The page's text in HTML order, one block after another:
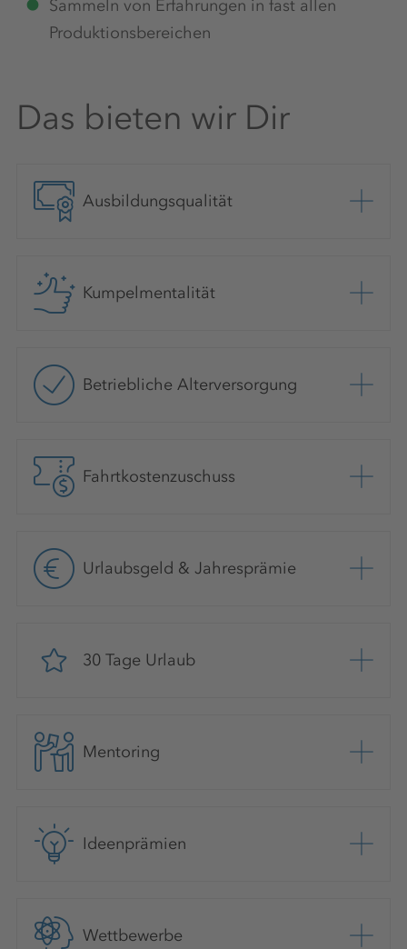
Sammeln von Erfahrungen in fast allen
Produktionsbereichen
Das bieten wir Dir
Ausbildungsqualität
Kumpelmentalität
Betriebliche Alterversorgung
Fahrtkostenzuschuss
Urlaubsgeld & Jahresprämie
30 Tage Urlaub
Mentoring
Ideenprämien
Wettbewerbe